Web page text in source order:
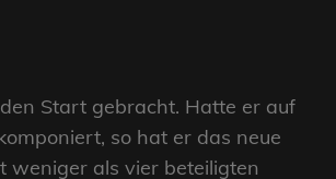
Start gebracht. Hatte er auf
so hat er das neue
weniger als vier beteiligten